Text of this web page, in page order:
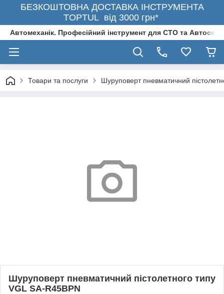
БЕЗКОШТОВНА ДОСТАВКА ІНСТРУМЕНТА
TOPTUL від 3000 грн*
Автомеханік. Професійний інструмент для СТО та
Товари та послуги Шуруповерт пневматичний
Шуруповерт пневматичний пістолетного типу
VGL SA-R45BPN